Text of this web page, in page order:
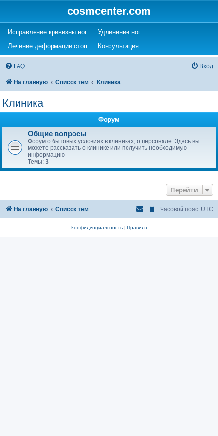
cosmcenter.com
Исправление кривизны ног(Opens a new tab)
Удлинение ног(Opens a new tab)
Лечение деформации стоп(Opens a new tab)
Консультация(Opens a new tab)
FAQ Вход
На главную Список тем Клиника
Клиника
Форум
Общие вопросы
Форум о бытовых условиях в клиниках, о персонале. Здесь вы
можете рассказать о клинике или получить необходимую
информацию
Темы: 3
Перейти
На главную Список тем Часовой пояс: UTC
Конфиденциальность| Правила